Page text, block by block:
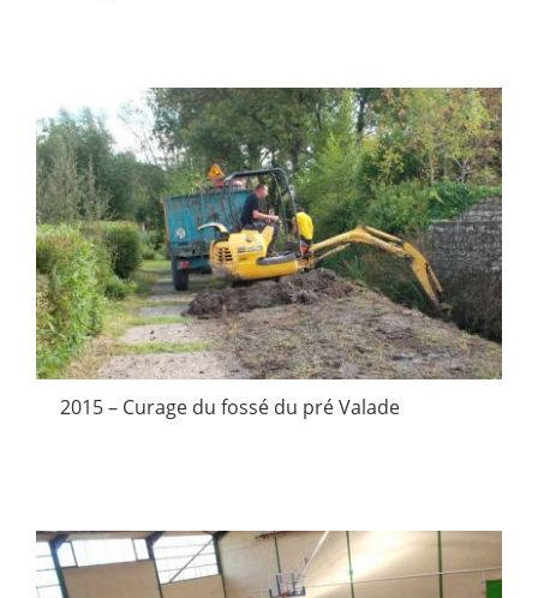
2015 – Curage du fossé du pré Valade